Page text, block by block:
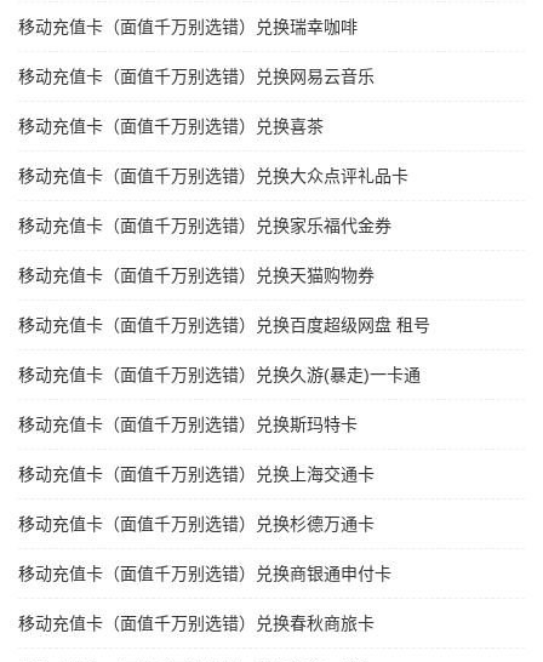
移动充值卡（面值千万别选错）兑换瑞幸咖啡
移动充值卡（面值千万别选错）兑换网易云音乐
移动充值卡（面值千万别选错）兑换喜茶
移动充值卡（面值千万别选错）兑换大众点评礼品卡
移动充值卡（面值千万别选错）兑换家乐福代金券
移动充值卡（面值千万别选错）兑换天猫购物券
移动充值卡（面值千万别选错）兑换百度超级网盘 租号
移动充值卡（面值千万别选错）兑换久游(暴走)一卡通
移动充值卡（面值千万别选错）兑换斯玛特卡
移动充值卡（面值千万别选错）兑换上海交通卡
移动充值卡（面值千万别选错）兑换杉德万通卡
移动充值卡（面值千万别选错）兑换商银通申付卡
移动充值卡（面值千万别选错）兑换春秋商旅卡